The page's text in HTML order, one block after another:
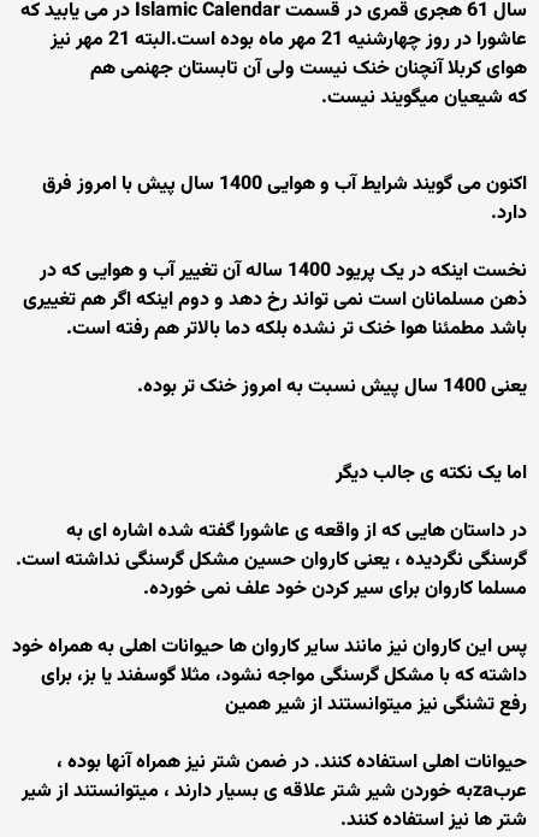
سال 61 هجری قمری در قسمت Islamic Calendar در می یابید که
عاشورا در روز چهارشنیه 21 مهر ماه بوده است.البته 21 مهر نیز
هوای کربلا آنچنان خنک نیست ولی آن تابستان جهنمی هم
که شیعیان میگویند نیست.
اکنون می گویند شرایط آب و هوایی 1400 سال پیش با امروز فرق
دارد.
نخست اینکه در یک پریود 1400 ساله آن تغییر آب و هوایی که در
ذهن مسلمانان است نمی تواند رخ دهد و دوم اینکه اگر هم تغییری
باشد مطمئنا هوا خنک تر نشده بلکه دما بالاتر هم رفته است.
یعنی 1400 سال پیش نسبت به امروز خنک تر بوده.
اما یک نکته ی جالب دیگر
در داستان هایی که از واقعه ی عاشورا گفته شده اشاره ای به
گرسنگی نگردیده ، یعنی کاروان حسین مشکل گرسنگی نداشته است.
مسلما کاروان برای سیر کردن خود علف نمی خورده.
پس این کاروان نیز مانند سایر کاروان ها حیوانات اهلی به همراه خود
داشته که با مشکل گرسنگی مواجه نشود، مثلا گوسفند یا بز، برای
رفع تشنگی نیز میتوانستند از شیر همین
حیوانات اهلی استفاده کنند. در ضمن شتر نیز همراه آنها بوده ،
عربzaبه خوردن شیر شتر علاقه ی بسیار دارند ، میتوانستند از شیر
شتر ها نیز استفاده کنند.